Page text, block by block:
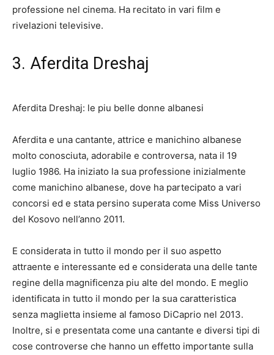
professione nel cinema. Ha recitato in vari film e
rivelazioni televisive.
3. Aferdita Dreshaj
Aferdita Dreshaj: le piu belle donne albanesi
Aferdita e una cantante, attrice e manichino albanese
molto conosciuta, adorabile e controversa, nata il 19
luglio 1986. Ha iniziato la sua professione inizialmente
come manichino albanese, dove ha partecipato a vari
concorsi ed e stata persino superata come Miss Universo
del Kosovo nell’anno 2011.
E considerata in tutto il mondo per il suo aspetto
attraente e interessante ed e considerata una delle tante
regine della magnificenza piu alte del mondo. E meglio
identificata in tutto il mondo per la sua caratteristica
senza maglietta insieme al famoso DiCaprio nel 2013.
Inoltre, si e presentata come una cantante e diversi tipi di
cose controverse che hanno un effetto importante sulla